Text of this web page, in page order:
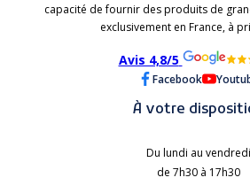
capacité de fournir des produits de
exclusivement en France, à
Avis 4,8/5
Facebook
À votre
Du lundi au vendredi
de 7h30 à 17h30